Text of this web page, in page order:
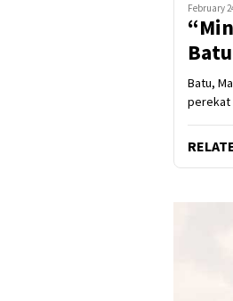
February
Batu,